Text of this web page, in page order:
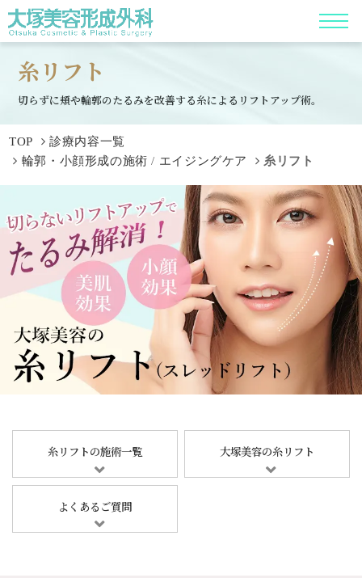
糸リフト
切らずに頬や輪郭のたるみを改善する糸によるリフトアップ術。
TOP
診療内容一覧
輪郭・小顔形成の施術 / エイジングケア 糸リフト
糸リフトの施術一覧 大塚美容の糸リフト
よくあるご質問